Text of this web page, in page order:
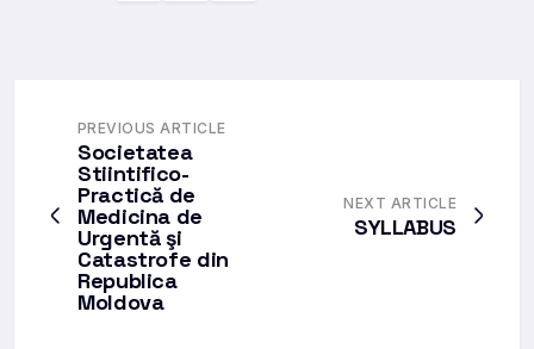
PREVIOUS ARTICLE
Societatea
Stiintifico-
Practică de
Medicina de
Urgentă şi
Catastrofe din
Republica
Moldova
NEXT ARTICLE
SYLLABUS